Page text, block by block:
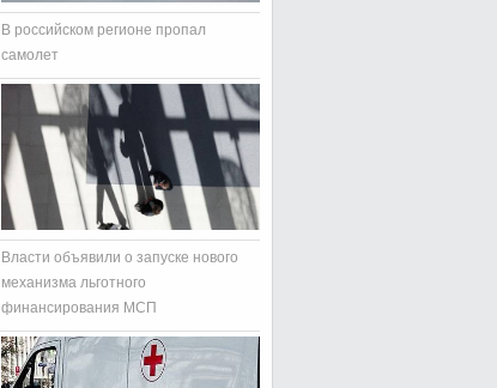
В российском регионе пропал
самолет
Власти объявили о запуске нового
механизма льготного
финансирования МСП